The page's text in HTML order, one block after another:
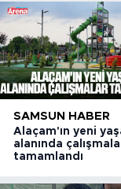
SAMSUN HABER
Alaçam'ın yeni
alanında
tamamlandı